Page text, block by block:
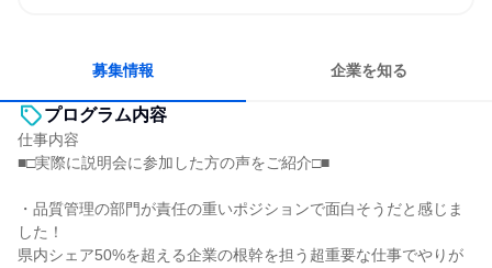
募集情報 企業を知る
プログラム内容
仕事内容
■□実際に説明会に参加した方の声をご紹介□■
・品質管理の部門が責任の重いポジションで面白そうだと感じま
した！
県内シェア50%を超える企業の根幹を担う超重要な仕事でやりが